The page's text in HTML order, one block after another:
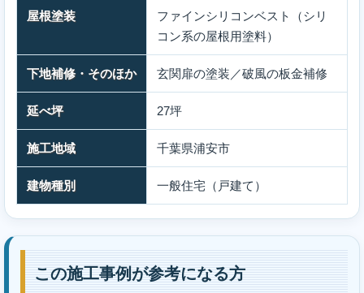
屋根塗装
ファインシリコンベスト（シリ
コン系の屋根用塗料）
下地補修・そのほか 玄関扉の塗装／破風の板金補修
延べ坪 27坪
施工地域 千葉県浦安市
建物種別 一般住宅（戸建て）
この施工事例が参考になる方